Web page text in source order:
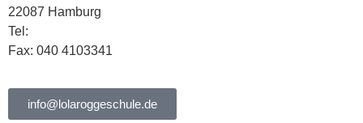
22087 Hamburg
Tel:
Fax: 040 4103341
info@lolaroggeschule.de